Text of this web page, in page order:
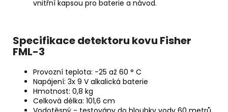
vnitřní kapsou pro baterie a návod.
Specifikace detektoru kovu Fisher
FML-3
Provozní teplota: -25 až 60 ° C
Napájení: 3x 9 V alkalická baterie
Hmotnost: 0,8 kg
Celková délka: 101,6 cm